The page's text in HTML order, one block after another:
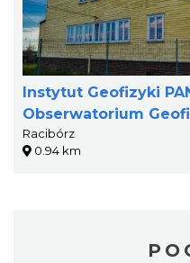
Instytut Geofizyki
Obserwatorium
Racibórz
0.94 km